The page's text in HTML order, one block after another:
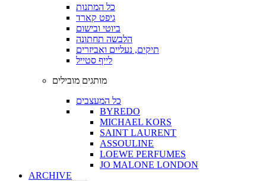
כל המתנות
גיפט קארד
ביוטי ובישום
הלבשה תחתונה
תיקים, נעליים ואביזרים
לייף סטייל
מותגים מובילים
כל המעצבים
BYREDO
MICHAEL KORS
SAINT LAURENT
ASSOULINE
LOEWE PERFUMES
JO MALONE LONDON
ARCHIVE